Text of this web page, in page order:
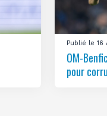
Publié le 16
OM-
pour